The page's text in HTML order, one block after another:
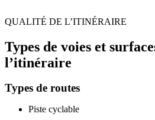
QUALITÉ DE L’ITINÉRAIRE
Types de voies et
l’itinéraire
Types de routes
Piste cyclable